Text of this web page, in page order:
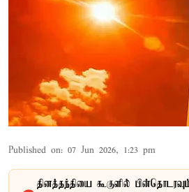
Published on: 07 Jun 2026, 1:23 pm
தினத்தந்தியை கூகுளில்